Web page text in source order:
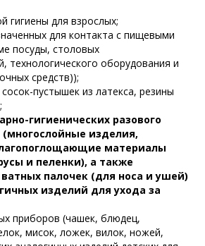
гигиены для взрослых;
для контакта с пищевыми
посуды, столовых
технологического оборудования и
средств));
пустышек из латекса, резины
гигиенических разового
(многослойные изделия,
материалы
и пеленки), а также
ватных палочек (для носа и ушей)
изделий для ухода за
приборов (чашек, блюдец,
мисок, ложек, вилок, ножей,